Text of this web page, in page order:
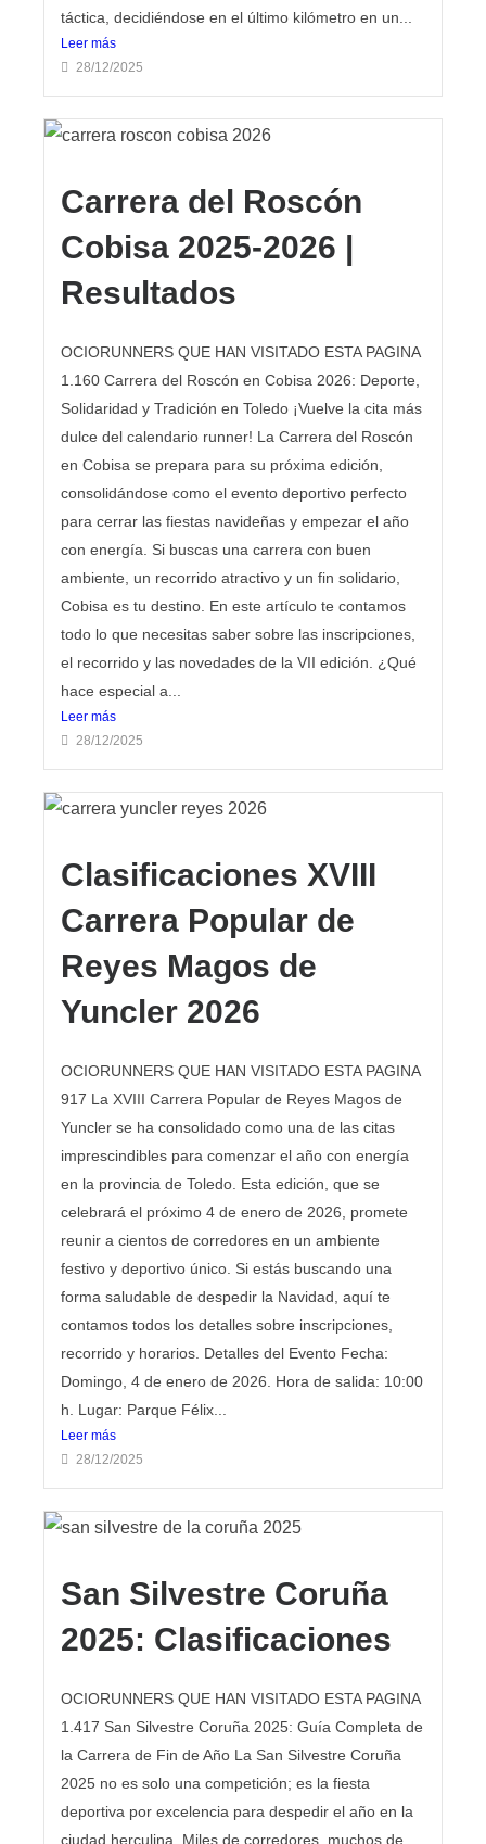
táctica, decidiéndose en el último kilómetro en un...
Leer más
28/12/2025
Carrera del Roscón
Cobisa 2025-2026 |
Resultados
OCIORUNNERS QUE HAN VISITADO ESTA PAGINA
1.160 Carrera del Roscón en Cobisa 2026: Deporte,
Solidaridad y Tradición en Toledo ¡Vuelve la cita más
dulce del calendario runner! La Carrera del Roscón
en Cobisa se prepara para su próxima edición,
consolidándose como el evento deportivo perfecto
para cerrar las fiestas navideñas y empezar el año
con energía. Si buscas una carrera con buen
ambiente, un recorrido atractivo y un fin solidario,
Cobisa es tu destino. En este artículo te contamos
todo lo que necesitas saber sobre las inscripciones,
el recorrido y las novedades de la VII edición. ¿Qué
hace especial a...
Leer más
28/12/2025
Clasificaciones XVIII
Carrera Popular de
Reyes Magos de
Yuncler 2026
OCIORUNNERS QUE HAN VISITADO ESTA PAGINA
917 La XVIII Carrera Popular de Reyes Magos de
Yuncler se ha consolidado como una de las citas
imprescindibles para comenzar el año con energía
en la provincia de Toledo. Esta edición, que se
celebrará el próximo 4 de enero de 2026, promete
reunir a cientos de corredores en un ambiente
festivo y deportivo único. Si estás buscando una
forma saludable de despedir la Navidad, aquí te
contamos todos los detalles sobre inscripciones,
recorrido y horarios. Detalles del Evento Fecha:
Domingo, 4 de enero de 2026. Hora de salida: 10:00
h. Lugar: Parque Félix...
Leer más
28/12/2025
San Silvestre Coruña
2025: Clasificaciones
OCIORUNNERS QUE HAN VISITADO ESTA PAGINA
1.417 San Silvestre Coruña 2025: Guía Completa de
la Carrera de Fin de Año La San Silvestre Coruña
2025 no es solo una competición; es la fiesta
deportiva por excelencia para despedir el año en la
ciudad herculina. Miles de corredores, muchos de